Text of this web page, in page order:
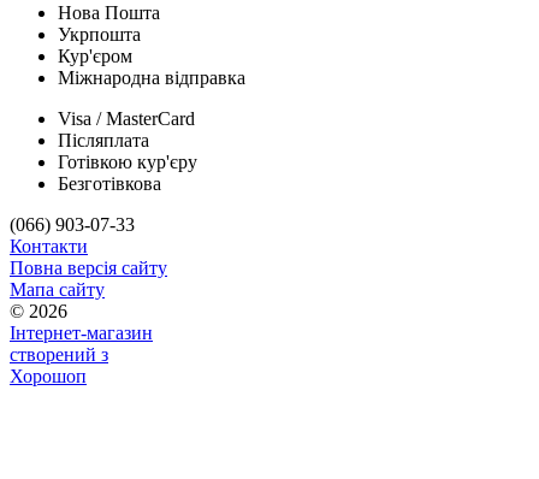
Нова Пошта
Укрпошта
Кур'єром
Міжнародна відправка
Visa / MasterCard
Післяплата
Готівкою кур'єру
Безготівкова
(066) 903-07-33
Контакти
Повна версія сайту
Мапа сайту
© 2026
Інтернет-магазин
створений з
Хорошоп